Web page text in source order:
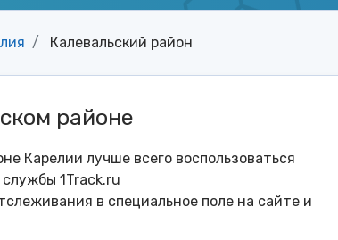
Калевальский район
районе
Карелии лучше всего воспользоваться
1Track.ru
в специальное поле на сайте и